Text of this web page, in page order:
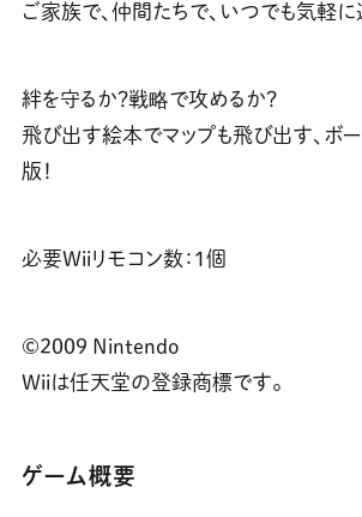
ご家族で、仲間たちで、いつでも気軽に
絆を守るか？戦略で攻めるか？
飛び出す絵本でマップも飛び出す、ボ
版！
必要Wiiリモコン数：1個
©2009 Nintendo
Wiiは任天堂の登録商標です。
ゲーム概要